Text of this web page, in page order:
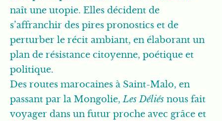
naît une utopie. Elles décident de
s’affranchir des pires pronostics et de
perturber le récit ambiant, en élaborant un
plan de résistance citoyenne, poétique et
politique.
Des routes marocaines à Saint-Malo, en
passant par la Mongolie,Les Déliés nous fait
voyager dans un futur proche avec grâce et